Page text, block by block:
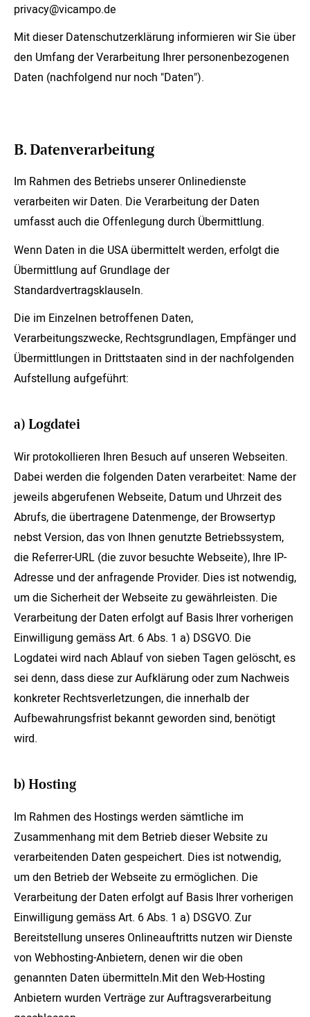
privacy@vicampo.de
Mit dieser Datenschutzerklärung informieren wir Sie über
den Umfang der Verarbeitung Ihrer personenbezogenen
Daten (nachfolgend nur noch "Daten").
B. Datenverarbeitung
Im Rahmen des Betriebs unserer Onlinedienste
verarbeiten wir Daten. Die Verarbeitung der Daten
umfasst auch die Offenlegung durch Übermittlung.
Wenn Daten in die USA übermittelt werden, erfolgt die
Übermittlung auf Grundlage der
Standardvertragsklauseln.
Die im Einzelnen betroffenen Daten,
Verarbeitungszwecke, Rechtsgrundlagen, Empfänger und
Übermittlungen in Drittstaaten sind in der nachfolgenden
Aufstellung aufgeführt:
a) Logdatei
Wir protokollieren Ihren Besuch auf unseren Webseiten.
Dabei werden die folgenden Daten verarbeitet: Name der
jeweils abgerufenen Webseite, Datum und Uhrzeit des
Abrufs, die übertragene Datenmenge, der Browsertyp
nebst Version, das von Ihnen genutzte Betriebssystem,
die Referrer-URL (die zuvor besuchte Webseite), Ihre IP-
Adresse und der anfragende Provider. Dies ist notwendig,
um die Sicherheit der Webseite zu gewährleisten. Die
Verarbeitung der Daten erfolgt auf Basis Ihrer vorherigen
Einwilligung gemäss Art. 6 Abs. 1 a) DSGVO. Die
Logdatei wird nach Ablauf von sieben Tagen gelöscht, es
sei denn, dass diese zur Aufklärung oder zum Nachweis
konkreter Rechtsverletzungen, die innerhalb der
Aufbewahrungsfrist bekannt geworden sind, benötigt
wird.
b) Hosting
Im Rahmen des Hostings werden sämtliche im
Zusammenhang mit dem Betrieb dieser Website zu
verarbeitenden Daten gespeichert. Dies ist notwendig,
um den Betrieb der Webseite zu ermöglichen. Die
Verarbeitung der Daten erfolgt auf Basis Ihrer vorherigen
Einwilligung gemäss Art. 6 Abs. 1 a) DSGVO. Zur
Bereitstellung unseres Onlineauftritts nutzen wir Dienste
von Webhosting-Anbietern, denen wir die oben
genannten Daten übermitteln.Mit den Web-Hosting
Anbietern wurden Verträge zur Auftragsverarbeitung